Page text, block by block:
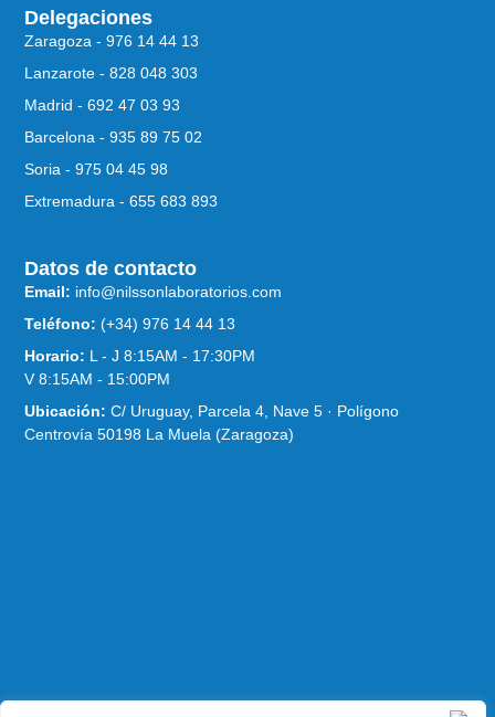
Delegaciones
Zaragoza - 976 14 44 13
Lanzarote - 828 048 303
Madrid - 692 47 03 93
Barcelona - 935 89 75 02
Soria - 975 04 45 98
Extremadura - 655 683 893
Datos de contacto
Email: info@nilssonlaboratorios.com
Teléfono: (+34) 976 14 44 13
Horario: L - J 8:15AM - 17:30PM
V 8:15AM - 15:00PM
Ubicación: C/ Uruguay, Parcela 4, Nave 5 · Polígono
Centrovía 50198 La Muela (Zaragoza)